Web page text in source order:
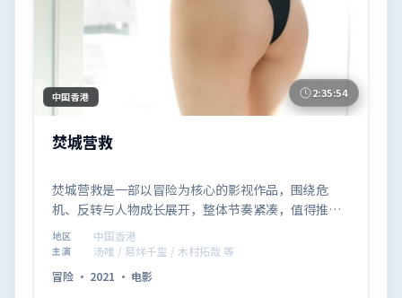
中国香港 2:35:54
焚城营救
焚城营救是一部以冒险为核心的影视作品，围绕危
机、反转与人物成长展开，整体节奏紧凑，值得推荐
观看。
地区 中国香港
主演
汤唯 / 易烊千玺 / 木村拓哉 等
冒险 · 2021 · 电影